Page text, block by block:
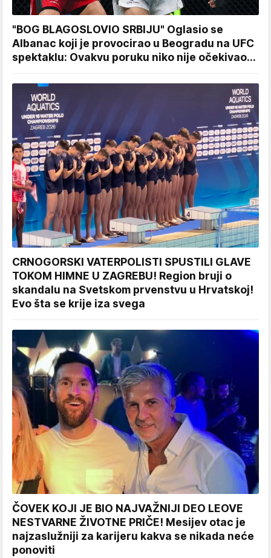
"BOG BLAGOSLOVIO SRBIJU" Oglasio se
Albanac koji je provocirao u Beogradu na UFC
spektaklu: Ovakvu poruku niko nije očekivao...
CRNOGORSKI VATERPOLISTI SPUSTILI GLAVE
TOKOM HIMNE U ZAGREBU! Region bruji o
skandalu na Svetskom prvenstvu u Hrvatskoj!
Evo šta se krije iza svega
ČOVEK KOJI JE BIO NAJVAŽNIJI DEO LEOVE
NESTVARNE ŽIVOTNE PRIČE! Mesijev otac je
najzaslužniji za karijeru kakva se nikada neće
ponoviti